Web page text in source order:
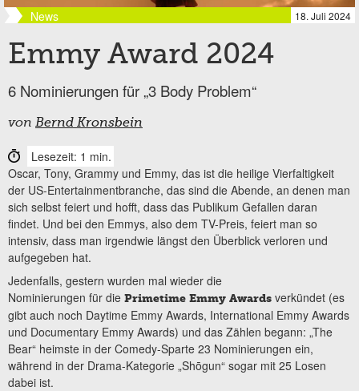
News 18. Juli 2024
Emmy Award 2024
6 Nominierungen für „3 Body Problem“
von Bernd Kronsbein
Lesezeit: 1 min.
Oscar, Tony, Grammy und Emmy, das ist die heilige Vierfaltigkeit
der US-Entertainmentbranche, das sind die Abende, an denen man
sich selbst feiert und hofft, dass das Publikum Gefallen daran
findet. Und bei den Emmys, also dem TV-Preis, feiert man so
intensiv, dass man irgendwie längst den Überblick verloren und
aufgegeben hat.
Jedenfalls, gestern wurden mal wieder die
Nominierungen für die Primetime Emmy Awards verkündet (es
gibt auch noch Daytime Emmy Awards, International Emmy Awards
und Documentary Emmy Awards) und das Zählen begann: „The
Bear“ heimste in der Comedy-Sparte 23 Nominierungen ein,
während in der Drama-Kategorie „Shōgun“ sogar mit 25 Losen
dabei ist.